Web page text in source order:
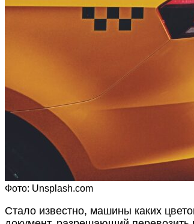
Фото: Unsplash.com
Стало известно, машины каких